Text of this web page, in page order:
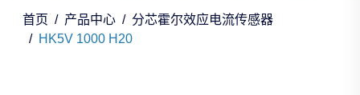
首页 产品中心
分芯霍尔效应电流传感器
HK5V 1000 H20